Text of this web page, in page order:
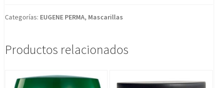
In
250ml
Categorías: EUGENE PERMA, Mascarillas
Productos relacionados